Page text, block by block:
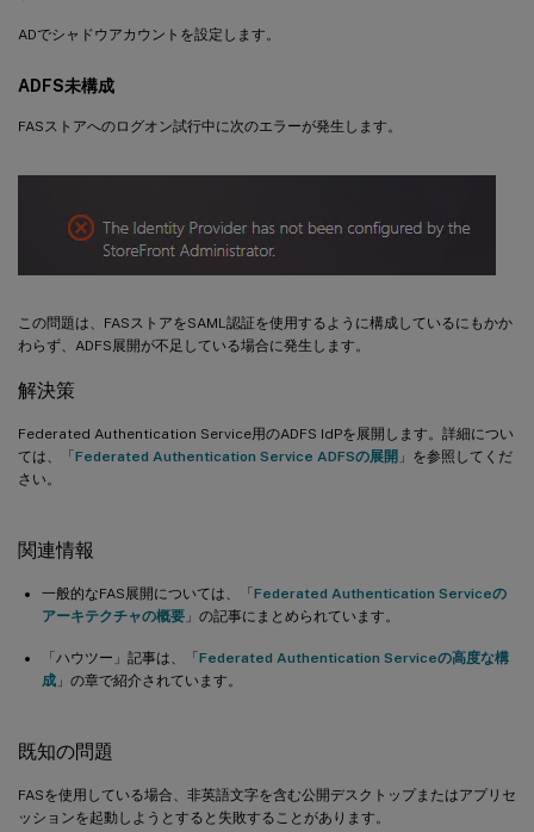
ADでシャドウアカウントを設定します。
ADFS未構成
FASストアへのログオン試行中に次のエラーが発生します。
この問題は、FASストアをSAML認証を使用するように構成しているにもかか
わらず、ADFS展開が不足している場合に発生します。
解決策
Federated Authentication Service用のADFS IdPを展開します。詳細につい
ては、「 Federated Authentication Service ADFSの展開 」を参照してくだ
さい。
関連情報
一般的なFAS展開については、「 Federated Authentication Serviceの
アーキテクチャの概要 」の記事にまとめられています。
「ハウツー」記事は、「 Federated Authentication Serviceの高度な構
成 」の章で紹介されています。
既知の問題
FASを使用している場合、非英語文字を含む公開デスクトップまたはアプリセ
ッションを起動しようとすると失敗することがあります。